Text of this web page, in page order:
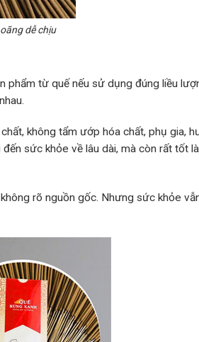
dễ chịu
phẩm từ quế nếu sử dụng đúng liều
không tẩm ướp hóa chất, phụ gia,
sức khỏe về lâu dài, mà còn rất tốt
rõ nguồn gốc. Nhưng sức khỏe